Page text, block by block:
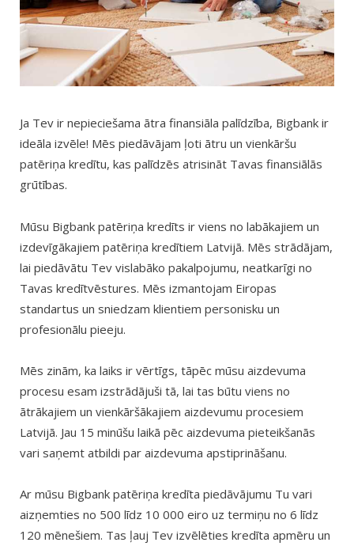
Ja Tev ir nepieciešama ātra finansiāla palīdzība, Bigbank ir
ideāla izvēle! Mēs piedāvājam ļoti ātru un vienkāršu
patēriņa kredītu, kas palīdzēs atrisināt Tavas finansiālās
grūtības.
Mūsu Bigbank patēriņa kredīts ir viens no labākajiem un
izdevīgākajiem patēriņa kredītiem Latvijā. Mēs strādājam,
lai piedāvātu Tev vislabāko pakalpojumu, neatkarīgi no
Tavas kredītvēstures. Mēs izmantojam Eiropas
standartus un sniedzam klientiem personisku un
profesionālu pieeju.
Mēs zinām, ka laiks ir vērtīgs, tāpēc mūsu aizdevuma
procesu esam izstrādājuši tā, lai tas būtu viens no
ātrākajiem un vienkāršākajiem aizdevumu procesiem
Latvijā. Jau 15 minūšu laikā pēc aizdevuma pieteikšanās
vari saņemt atbildi par aizdevuma apstiprināšanu.
Ar mūsu Bigbank patēriņa kredīta piedāvājumu Tu vari
aizņemties no 500 līdz 10 000 eiro uz termiņu no 6 līdz
120 mēnešiem. Tas ļauj Tev izvēlēties kredīta apmēru un